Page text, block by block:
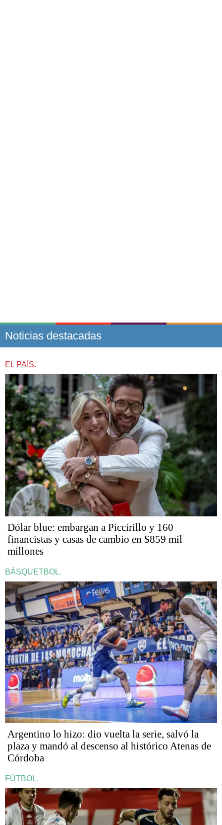
Noticias destacadas
EL PAÍS.
Dólar blue: embargan a Piccirillo y 160
financistas y casas de cambio en $859 mil
millones
BÁSQUETBOL.
Argentino lo hizo: dio vuelta la serie, salvó la
plaza y mandó al descenso al histórico Atenas de
Córdoba
FÚTBOL.